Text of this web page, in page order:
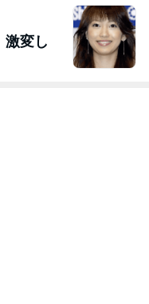
激変し